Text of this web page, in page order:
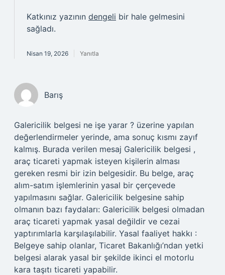
Katkınız yazının dengeli bir hale gelmesini
sağladı.
Nisan 19, 2026 Yanıtla
Barış
Galericilik belgesi ne işe yarar ? üzerine yapılan
değerlendirmeler yerinde, ama sonuç kısmı zayıf
kalmış. Burada verilen mesaj Galericilik belgesi ,
araç ticareti yapmak isteyen kişilerin alması
gereken resmi bir izin belgesidir. Bu belge, araç
alım-satım işlemlerinin yasal bir çerçevede
yapılmasını sağlar. Galericilik belgesine sahip
olmanın bazı faydaları: Galericilik belgesi olmadan
araç ticareti yapmak yasal değildir ve cezai
yaptırımlarla karşılaşılabilir. Yasal faaliyet hakkı :
Belgeye sahip olanlar, Ticaret Bakanlığı’ndan yetki
belgesi alarak yasal bir şekilde ikinci el motorlu
kara taşıtı ticareti yapabilir.